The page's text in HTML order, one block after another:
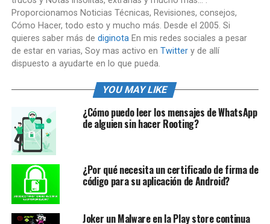
Proporcionamos Noticias Técnicas, Revisiones, consejos,
Cómo Hacer, todo esto y mucho más. Desde el 2005. Si
quieres saber más de diginotaEn mis redes sociales a pesar
de estar en varias, Soy mas activo en Twittery de allí
dispuesto a ayudarte en lo que pueda.
YOU MAY LIKE
¿Cómo puedo leer los mensajes de WhatsApp
de alguien sin hacer Rooting?
¿Por qué necesita un certificado de firma de
código para su aplicación de Android?
Joker un Malware en la Play store continua